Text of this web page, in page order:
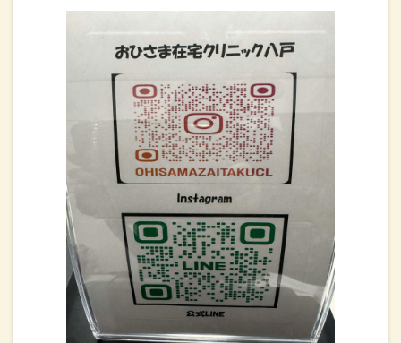
訪問診療したい先生、サポートいたします！ご連絡下さい。
卒業後初めて福岡で九州大学医療経営・管理学部のリカレン
トセミナー及び同窓会総会に出て恩師、先輩、同級生や後輩
の皆さんに久しぶりにお会いしました。直前まで行っていい
のか悩みながら朝一仙台空港から出発し帰りは花巻空港に降
り立ちました。先輩方の講演テーマ「医療情報を取り巻く環
境の現状と今後（仮）」 プログラム 『イントロダクショ
ン：セッションの主旨と医療を取り巻く生成AIの最新動向』
『病院における生成AIの活用事例：ubieの運用を通じて
（仮）』 『本邦における医療情報の動向（仮）』 九州大学
病院では生成AI Ubieをすでに取り入れ、退院サマリ-やDPCコ
ーディングに使用し日々現場でプロンプトが生まれていると
いった話に目から鱗でした！松本先生西山先生、若田先生あ
りがとうございました！